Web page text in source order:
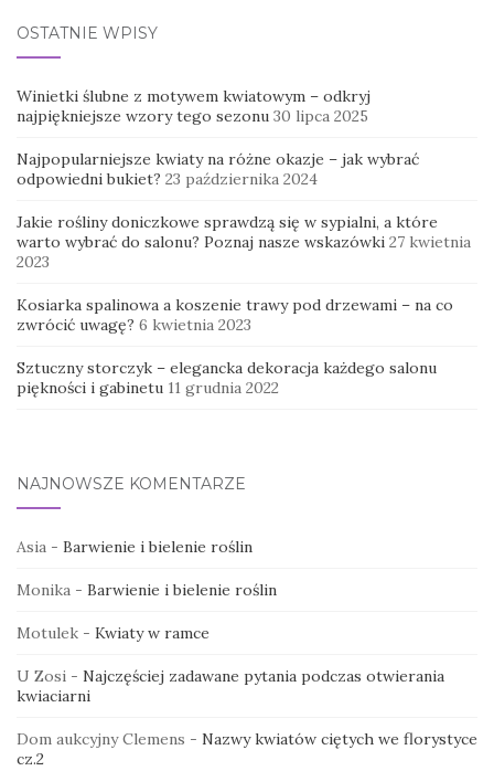
OSTATNIE WPISY
Winietki ślubne z motywem kwiatowym – odkryj
najpiękniejsze wzory tego sezonu 30 lipca 2025
Najpopularniejsze kwiaty na różne okazje – jak wybrać
odpowiedni bukiet? 23 października 2024
Jakie rośliny doniczkowe sprawdzą się w sypialni, a które
warto wybrać do salonu? Poznaj nasze wskazówki 27 kwietnia
2023
Kosiarka spalinowa a koszenie trawy pod drzewami – na co
zwrócić uwagę? 6 kwietnia 2023
Sztuczny storczyk – elegancka dekoracja każdego salonu
piękności i gabinetu 11 grudnia 2022
NAJNOWSZE KOMENTARZE
Asia - Barwienie i bielenie roślin
Monika - Barwienie i bielenie roślin
Motulek - Kwiaty w ramce
U Zosi - Najczęściej zadawane pytania podczas otwierania
kwiaciarni
Dom aukcyjny Clemens - Nazwy kwiatów ciętych we florystyce
cz.2